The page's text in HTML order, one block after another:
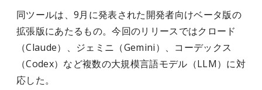
同ツールは、9月に発表された開発者向けベータ版の
拡張版にあたるもの。今回のリリースではクロード
（Claude）、ジェミニ（Gemini）、コーデックス
（Codex）など複数の大規模言語モデル（LLM）に対
応した。